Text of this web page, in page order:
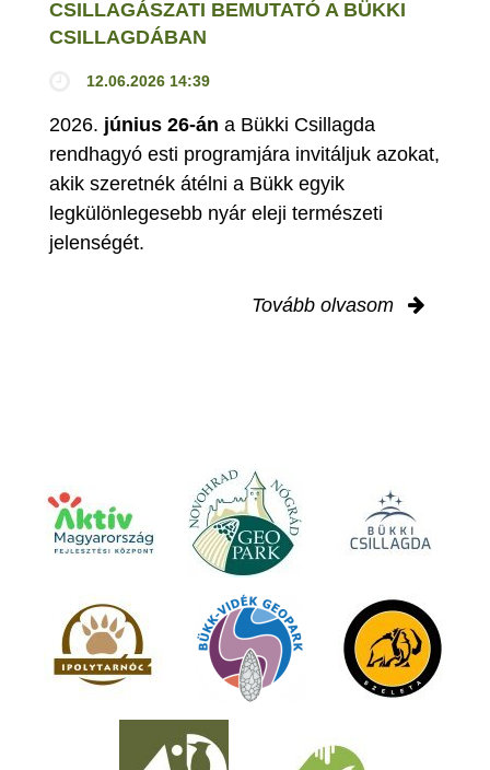
CSILLAGÁSZATI BEMUTATÓ A BÜKKI
CSILLAGDÁBAN
12.06.2026 14:39
2026. június 26-án a Bükki Csillagda
rendhagyó esti programjára invitáljuk azokat,
akik szeretnék átélni a Bükk egyik
legkülönlegesebb nyár eleji természeti
jelenségét.
Tovább olvasom